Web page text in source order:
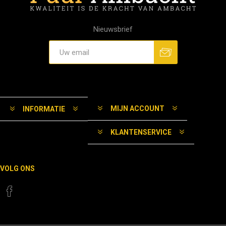
Nieuwsbrief
INFORMATIE MIJN ACCOUNT
KLANTENSERVICE
VOLG ONS